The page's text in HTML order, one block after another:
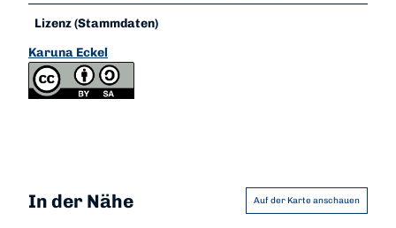
Lizenz (Stammdaten)
Karuna Eckel
In der Nähe Auf der Karte anschauen